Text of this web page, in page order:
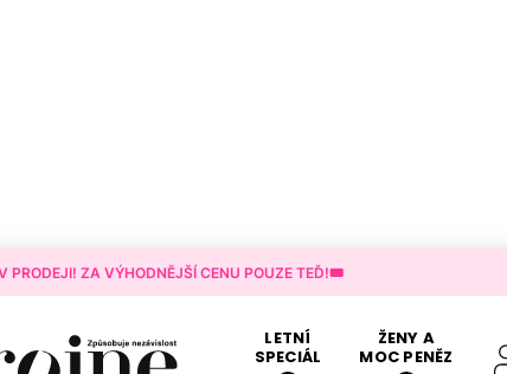
PRODEJI! ZA VÝHODNĚJŠÍ CENU POUZE TEĎ!🎟️
LETNÍ
SPECIÁL
ŽENY A
MOC PENĚZ